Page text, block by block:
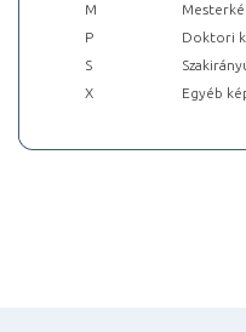
M
P
Doktori
S
X
Egyéb